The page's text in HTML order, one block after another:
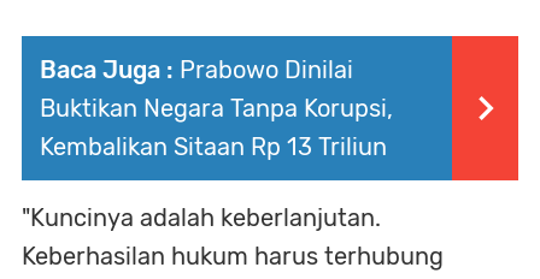
Baca Juga : Prabowo Dinilai
Buktikan Negara Tanpa Korupsi,
Kembalikan Sitaan Rp 13 Triliun
"Kuncinya adalah keberlanjutan.
Keberhasilan hukum harus terhubung